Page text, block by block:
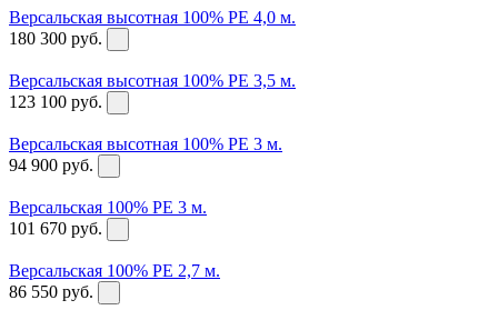
Версальская высотная 100% PE 4,0 м.
180 300 руб.
Версальская высотная 100% PE 3,5 м.
123 100 руб.
Версальская высотная 100% PE 3 м.
94 900 руб.
Версальская 100% PE 3 м.
101 670 руб.
Версальская 100% PE 2,7 м.
86 550 руб.